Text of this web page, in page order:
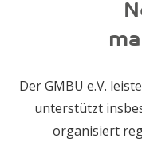
Der GMBU e.V.
unterstützt
organisiert